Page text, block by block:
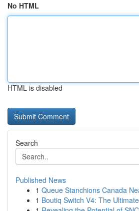
No HTML
HTML is disabled
Search
Published News
1 Queue Stanchions Canada
1 Boutiq Switch V4: The